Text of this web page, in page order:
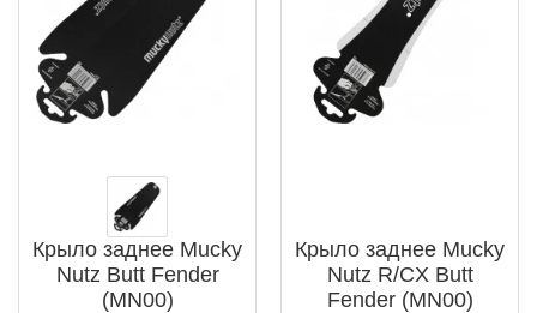
Крыло заднее Mucky
Nutz Butt Fender
(MN00)
Крыло заднее Mucky
Nutz R/CX Butt
Fender (MN00)